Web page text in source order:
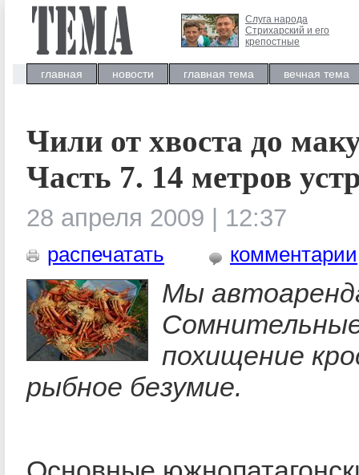
Слуга народа
Стрихарский и его
крепостные
главная новости главная тема вечная тема
Чили от хвоста до
Часть 7. 14 метров
28 апреля 2009 | 12:37
распечатать комментарии
Мы
похищение
рыбное безумие.